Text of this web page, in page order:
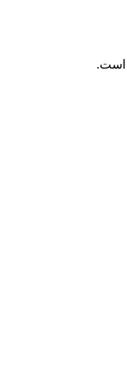
است.